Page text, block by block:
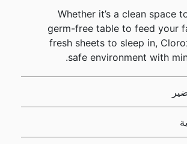
Whether it’s a clean space
germ-free table to feed your
fresh sheets to sleep in,
safe environment with